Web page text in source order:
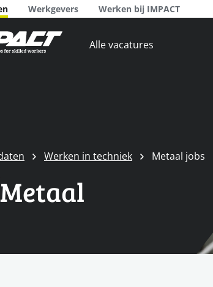
Werkgevers Werken bij IMPACT
Alle vacatures
Werken in techniek Metaal jobs
Metaal